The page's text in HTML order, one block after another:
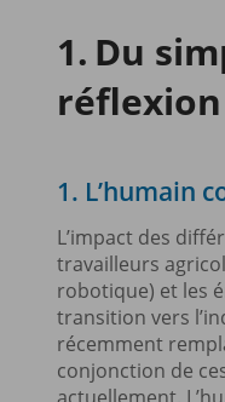
Du
réflexion
1. L’humain
L’impact des
travailleurs
robotique) et les
transition vers
récemment
conjonction de